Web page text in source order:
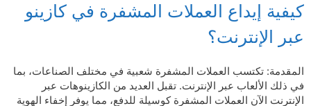
كيفية إيداع العملات المشفرة في كازينو
عبر الإنترنت؟
المقدمة: تكتسب العملات المشفرة شعبية في مختلف الصناعات، بما
في ذلك الألعاب عبر الإنترنت. تقبل العديد من الكازينوهات عبر
الإنترنت الآن العملات المشفرة كوسيلة للدفع، مما يوفر إخفاء الهوية